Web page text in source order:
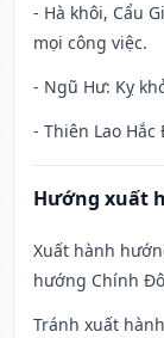
- Hà khôi, Cẩu
mọi công việc.
- Ngũ Hư: Kỵ
- Thiên Lao
Hướng xuất
Xuất hành
hướng Chính
Tránh xuất